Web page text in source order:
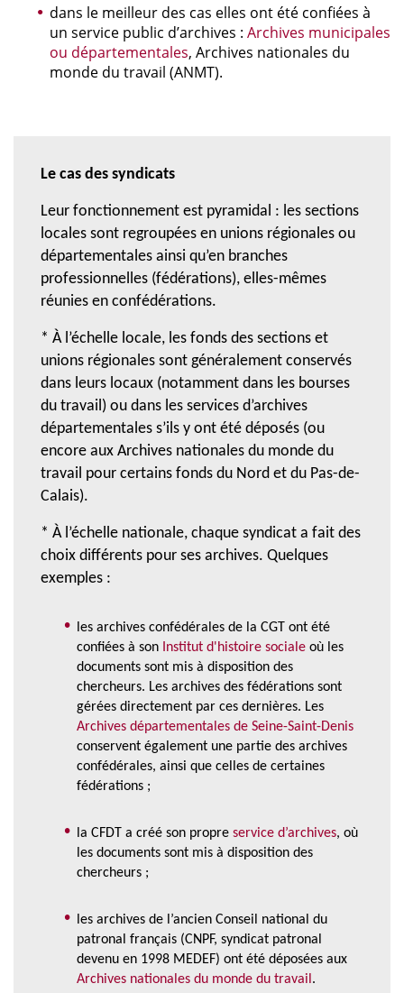
dans le meilleur des cas elles ont été confiées à
un service public d’archives : Archives municipales
ou départementales, Archives nationales du
monde du travail (ANMT).
Le cas des syndicats
Leur fonctionnement est pyramidal : les sections
locales sont regroupées en unions régionales ou
départementales ainsi qu’en branches
professionnelles (fédérations), elles-mêmes
réunies en confédérations.
* À l’échelle locale, les fonds des sections et
unions régionales sont généralement conservés
dans leurs locaux (notamment dans les bourses
du travail) ou dans les services d’archives
départementales s’ils y ont été déposés (ou
encore aux Archives nationales du monde du
travail pour certains fonds du Nord et du Pas-de-
Calais).
* À l’échelle nationale, chaque syndicat a fait des
choix différents pour ses archives. Quelques
exemples :
les archives confédérales de la CGT ont été
confiées à son Institut d'histoire sociale où les
documents sont mis à disposition des
chercheurs. Les archives des fédérations sont
gérées directement par ces dernières. Les
Archives départementales de Seine-Saint-Denis
conservent également une partie des archives
confédérales, ainsi que celles de certaines
fédérations ;
la CFDT a créé son propre service d’archives, où
les documents sont mis à disposition des
chercheurs ;
les archives de l’ancien Conseil national du
patronal français (CNPF, syndicat patronal
devenu en 1998 MEDEF) ont été déposées aux
Archives nationales du monde du travail .